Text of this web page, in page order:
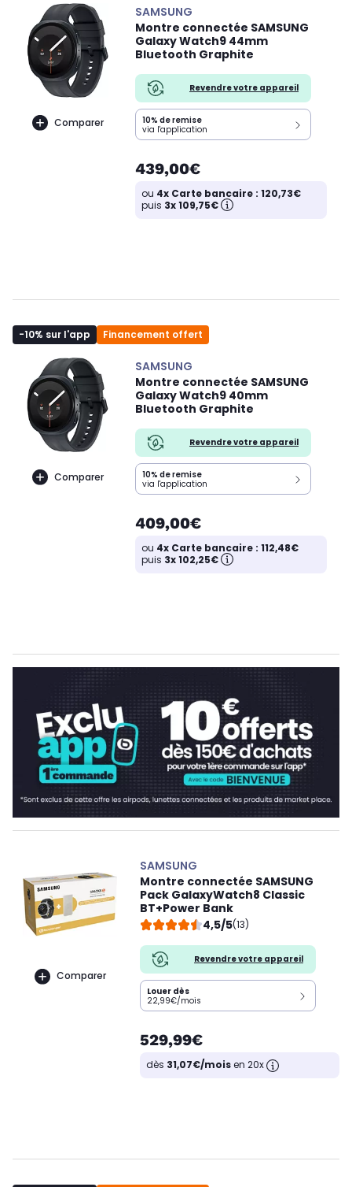
Comparer
SAMSUNG
Montre connectée SAMSUNG
Galaxy Watch9 44mm
Bluetooth Graphite
Revendre votre appareil
10% de remise
via l'application
439,00€
ou 4x Carte bancaire : 120,73€
puis 3x 109,75€
-10% sur l'app Financement offert
Comparer
SAMSUNG
Montre connectée SAMSUNG
Galaxy Watch9 40mm
Bluetooth Graphite
Revendre votre appareil
10% de remise
via l'application
409,00€
ou 4x Carte bancaire : 112,48€
puis 3x 102,25€
Comparer
SAMSUNG
Montre connectée SAMSUNG
Pack GalaxyWatch8 Classic
BT+Power Bank
4,5/5(13)
Revendre votre appareil
Louer dès
22,99€/mois
529,99€
dès 31,07€/moisen 20x